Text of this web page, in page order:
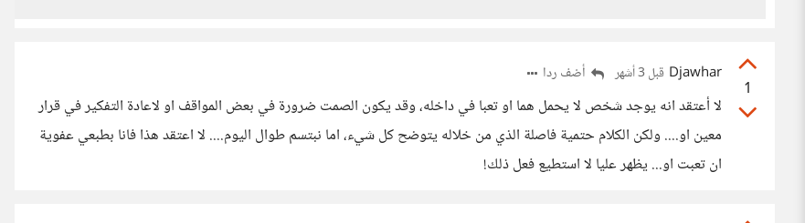
1
Djawhar قبل 3 أشهر أضف ردا
لا أعتقد انه يوجد شخص لا يحمل هما او تعبا في داخله، وقد يكون الصمت ضرورة في بعض المواقف او لاعادة التفكير في قرار
معين او.... ولكن الكلام حتمية فاصلة الذي من خلاله يتوضح كل شيء، اما نبتسم طوال اليوم.... لا اعتقد هذا فانا بطبعي عفوية
ان تعبت او... يظهر عليا لا استطيع فعل ذلك!